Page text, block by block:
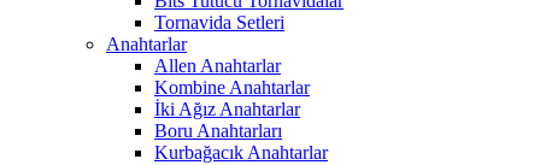
Tornavida Setleri
Anahtarlar
Allen Anahtarlar
Kombine Anahtarlar
İki Ağız Anahtarlar
Boru Anahtarları
Kurbağacık Anahtarlar